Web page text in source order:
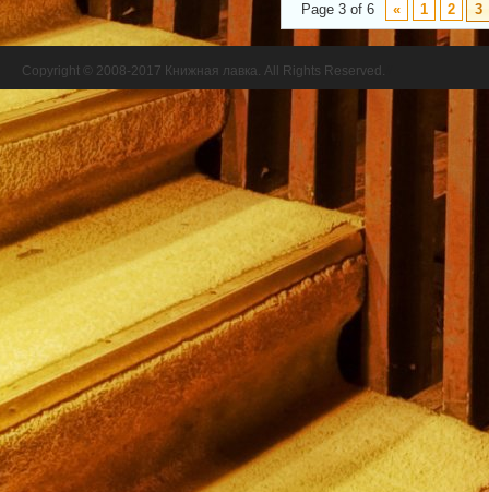
Page 3 of 6 « 1 2 3
Copyright © 2008-2017 Книжная лавка. All Rights Reserved.